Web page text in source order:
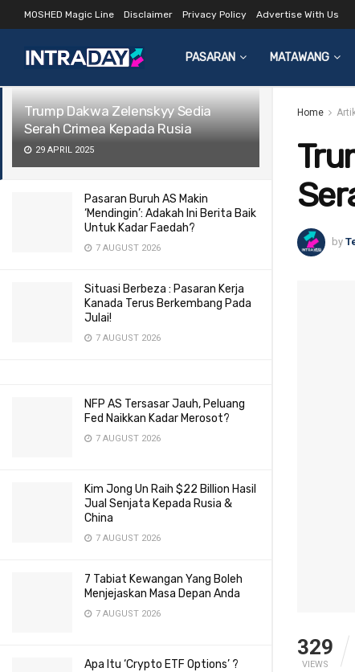
LATEST TRENDING Filter
Trump Dakwa Zelenskyy Sedia
Serah Crimea Kepada Rusia
29 APRIL 2025
Pasaran Buruh AS Makin
‘Mendingin’: Adakah Ini Berita Baik
Untuk Kadar Faedah?
7 AUGUST 2026
Situasi Berbeza : Pasaran Kerja
Kanada Terus Berkembang Pada
Julai!
7 AUGUST 2026
NFP AS Tersasar Jauh, Peluang
Fed Naikkan Kadar Merosot?
7 AUGUST 2026
Kim Jong Un Raih $22 Billion Hasil
Jual Senjata Kepada Rusia &
China
7 AUGUST 2026
7 Tabiat Kewangan Yang Boleh
Menjejaskan Masa Depan Anda
7 AUGUST 2026
Apa Itu ‘Crypto ETF Options’ ?
MOSHED Magic Line Disclaimer Privacy Policy Advertise With Us
PASARAN MATAWANG
Home
by
329
VIEWS